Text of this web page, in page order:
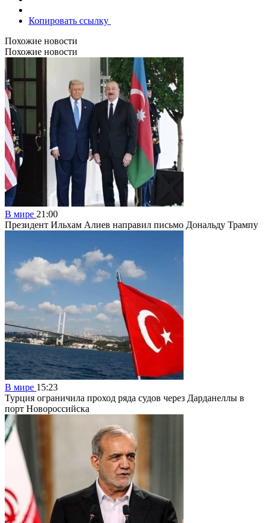
Копировать ссылку
Похожие новости
Похожие новости
В мире 21:00
Президент Ильхам Алиев направил письмо Дональду Трампу
В мире 15:23
Турция ограничила проход ряда судов через Дарданеллы в
порт Новороссийска